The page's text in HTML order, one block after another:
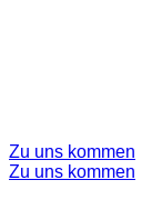
Zu uns kommen
Zu uns kommen